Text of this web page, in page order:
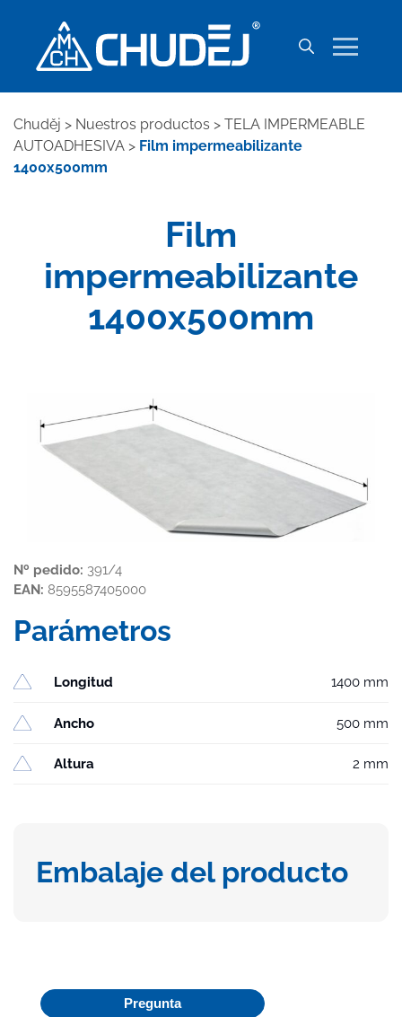
Chuděj > Nuestros productos > TELA IMPERMEABLE
AUTOADHESIVA > Film impermeabilizante
1400x500mm
Film
impermeabilizante
1400x500mm
Nº pedido: 391/4
EAN: 8595587405000
Parámetros
Longitud 1400 mm
Ancho 500 mm
Altura 2 mm
Embalaje del producto
Pregunta